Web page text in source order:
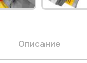
Описание